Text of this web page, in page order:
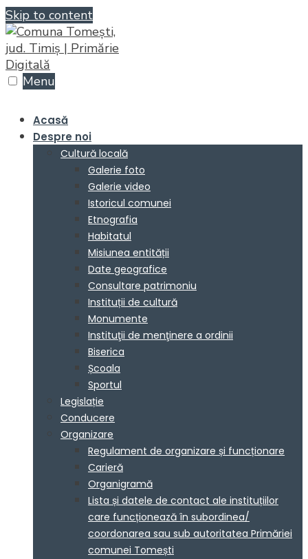
Skip to content
Menu
Acasă
Despre noi
Cultură locală
Galerie foto
Galerie video
Istoricul comunei
Etnografia
Habitatul
Misiunea entității
Date geografice
Consultare patrimoniu
Instituții de cultură
Monumente
Instituţii de menţinere a ordinii
Biserica
Școala
Sportul
Legislație
Conducere
Organizare
Regulament de organizare și funcționare
Carieră
Organigramă
Lista și datele de contact ale instituțiilor
care funcționează în subordinea/
coordonarea sau sub autoritatea Primăriei
comunei Tomești